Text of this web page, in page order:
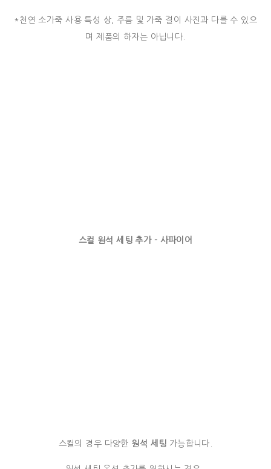
*천연 소가죽 사용 특성 상, 주름 및 가죽 결이 사진과 다를 수 있으
며 제품의 하자는 아닙니다.
스컬 원석 세팅 추가 - 사파이어
스컬의 경우 다양한 원석 세팅 가능합니다.